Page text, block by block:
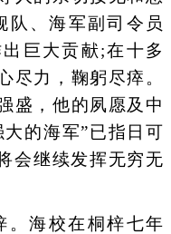
队、海军副司令员
巨大贡献;在十多
尽力，鞠躬尽瘁。
盛，他的夙愿及中
的海军”已指日可
会继续发挥无穷无
海校在桐梓七年